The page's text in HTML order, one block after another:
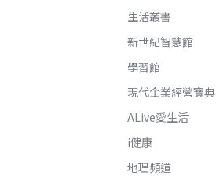
生活叢書
新世紀智慧館
學習館
現代企業經營寶典
ALive愛生活
i健康
地理頻道